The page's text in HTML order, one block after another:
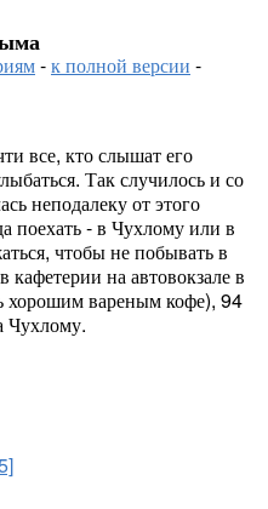
-к полной версии -
все, кто слышат его
Так случилось и со
неподалеку от этого
поехать - в Чухлому или в
чтобы не побывать в
на автовокзале в
хорошим вареным кофе), 94
Чухлому.